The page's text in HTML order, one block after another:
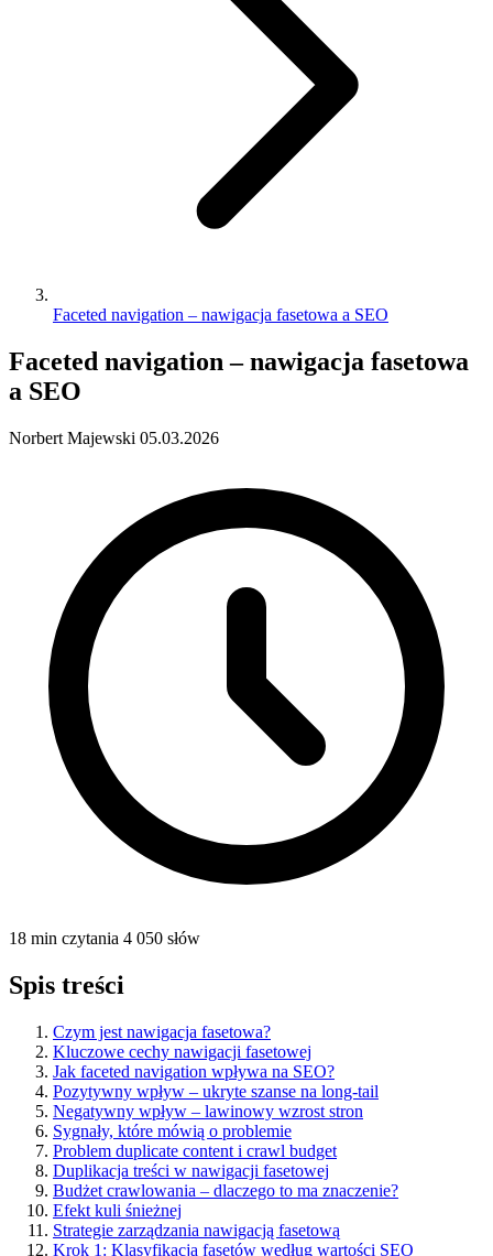
Faceted navigation – nawigacja fasetowa a SEO
Faceted navigation – nawigacja fasetowa
a SEO
Norbert Majewski 05.03.2026
18 min czytania 4 050 słów
Spis treści
Czym jest nawigacja fasetowa?
Kluczowe cechy nawigacji fasetowej
Jak faceted navigation wpływa na SEO?
Pozytywny wpływ – ukryte szanse na long-tail
Negatywny wpływ – lawinowy wzrost stron
Sygnały, które mówią o problemie
Problem duplicate content i crawl budget
Duplikacja treści w nawigacji fasetowej
Budżet crawlowania – dlaczego to ma znaczenie?
Efekt kuli śnieżnej
Strategie zarządzania nawigacją fasetową
Krok 1: Klasyfikacja fasetów według wartości SEO